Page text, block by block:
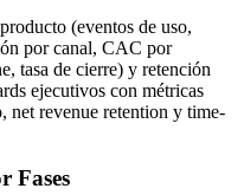
(eventos de uso,
por canal, CAC por
tasa de cierre) y retención
ejecutivos con métricas
revenue retention y time-
Fases